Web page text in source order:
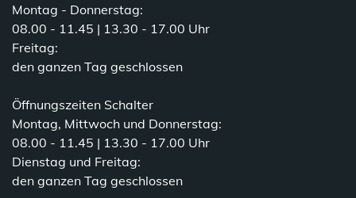
Montag - Donnerstag:
08.00 - 11.45 | 13.30 - 17.00 Uhr
Freitag:
den ganzen Tag geschlossen
Öffnungszeiten Schalter
Montag, Mittwoch und Donnerstag:
08.00 - 11.45 | 13.30 - 17.00 Uhr
Dienstag und Freitag:
den ganzen Tag geschlossen